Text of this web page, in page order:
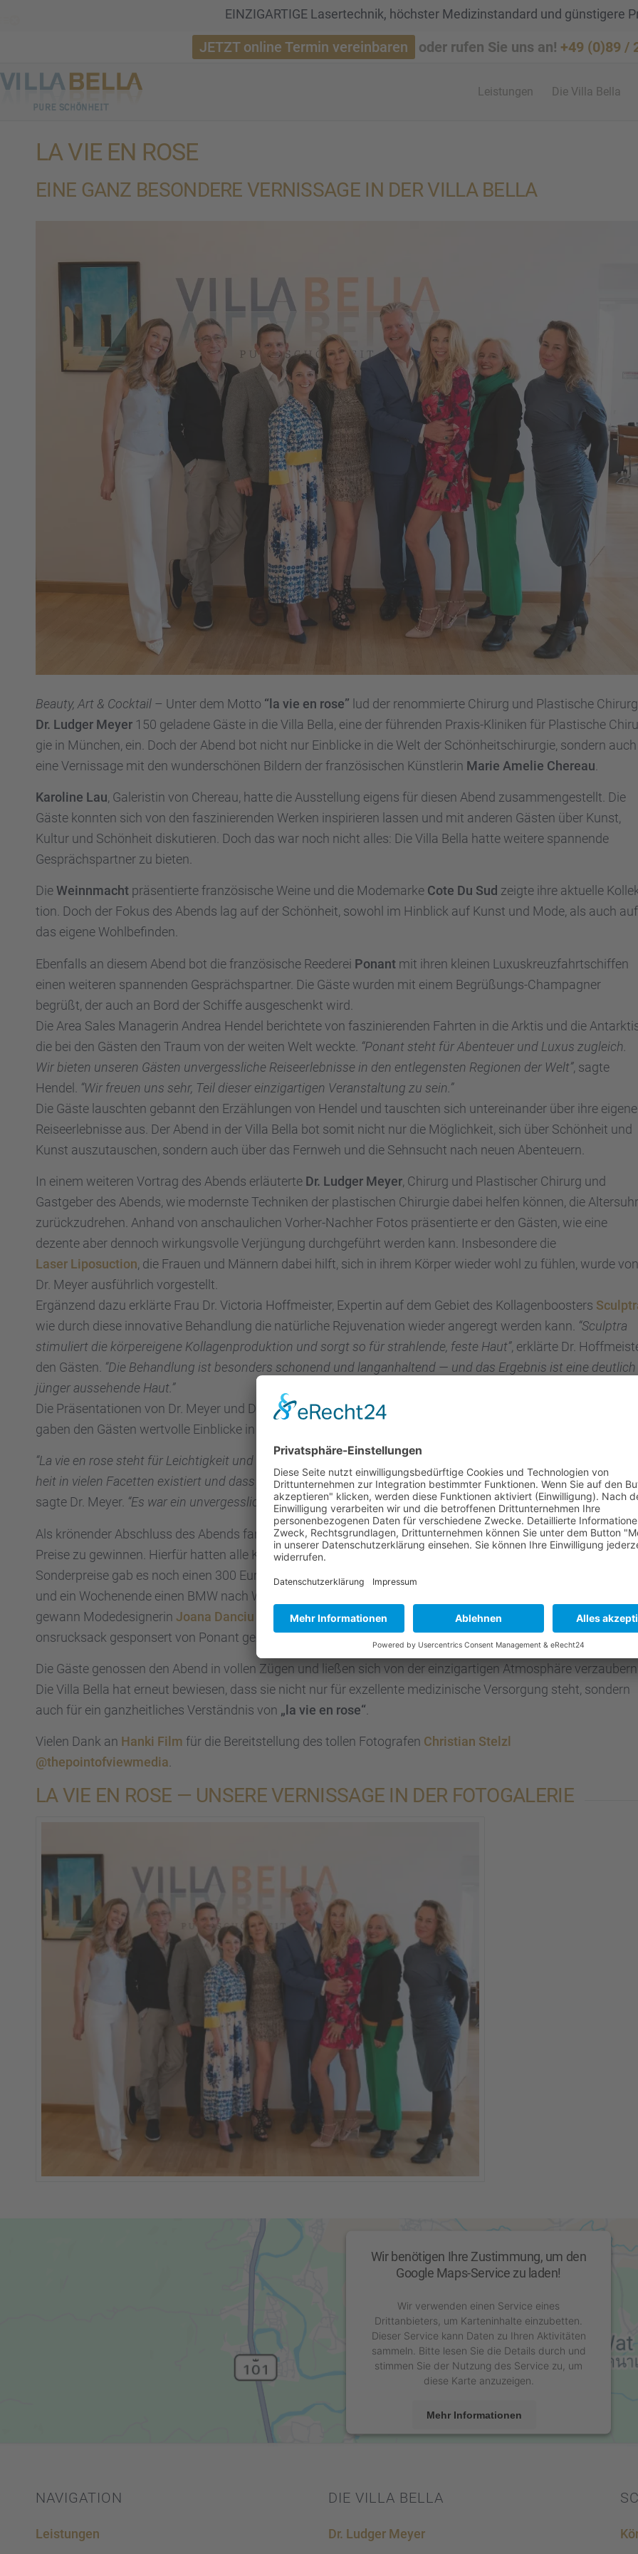
EINZIGARTIGE Lasertechnik, höchster Medizinstandard und günstigere
JETZT online Termin vereinbaren oder rufen Sie uns an! +49 (0)89 /
Leistun­gen Die Villa Bella
LA VIE EN ROSE
EINE GANZ BESON­DERE VERNIS­SAGE IN DER VILLA BELLA
Beauty, Art & Cocktail – Unter dem Motto “la vie en rose” lud der renom­mierte Chirurg und Plasti­sche Chirurg
Dr. Ludger Meyer 150 geladene Gäste in die Villa Bella, eine der führen­den Praxis-Klini­ken für Plasti­sche
gie in München, ein. Doch der Abend bot nicht nur Einbli­cke in die Welt der Schön­heits­chir­ur­gie, sondern auch
eine Vernis­sage mit den wunder­schö­nen Bildern der franzö­si­schen Künst­le­rin Marie Amelie Chereau
Karoline Lau, Galeris­tin von Chereau, hatte die Ausstel­lung eigens für diesen Abend zusam­men­ge­stellt. Die
Gäste konnten sich von den faszi­nie­ren­den Werken inspi­rie­ren lassen und mit anderen Gästen über Kunst,
Kultur und Schön­heit disku­tie­ren. Doch das war noch nicht alles: Die Villa Bella hatte weitere spannende
Gesprächs­part­ner zu bieten.
DieWeinn­macht präsen­tierte franzö­si­sche Weine und die Modemarke Cote Du Sud zeigte ihre aktuelle
tion. Doch der Fokus des Abends lag auf der Schön­heit, sowohl im Hinblick auf Kunst und Mode, als auch auf
das eigene Wohlbe­fin­den.
Ebenfalls an diesem Abend bot die franzö­si­sche Reede­rei Ponant mit ihren kleinen Luxus­kreuz­fahrt­schif­fen
einen weite­ren spannen­den Gesprächs­part­ner. Die Gäste wurden mit einem Begrü­ßungs-Champa­gner
begrüßt, der auch an Bord der Schiffe ausge­schenkt wird.
Die Area Sales Manage­rin Andrea Hendel berich­tete von faszi­nie­ren­den Fahrten in die Arktis und die
die bei den Gästen den Traum von der weiten Welt weckte. “Ponant steht für Abenteuer und Luxus zugleich.
Wir bieten unseren Gästen unver­gess­li­che Reise­er­leb­nisse in den entle­gens­ten Regio­nen der Welt”, sagte
Hendel. “Wir freuen uns sehr, Teil dieser einzig­ar­ti­gen Veran­stal­tung zu sein.”
Die Gäste lausch­ten gebannt den Erzäh­lun­gen von Hendel und tausch­ten sich unter­ein­an­der über ihre
Reise­er­leb­nisse aus. Der Abend in der Villa Bella bot somit nicht nur die Möglich­keit, sich über Schön­heit und
Kunst auszu­tau­schen, sondern auch über das Fernweh und die Sehnsucht nach neuen Abenteu­ern.
In einem weite­ren Vortrag des Abends erläu­terte Dr. Ludger Meyer, Chirurg und Plasti­scher Chirurg und
Gastge­ber des Abends, wie modernste Techni­ken der plasti­schen Chirur­gie dabei helfen können, die Alters­uhr
zurück­zu­dre­hen. Anhand von anschau­li­chen Vorher-Nachher Fotos präsen­tierte er den Gästen, wie eine
dezente aber dennoch wirkungs­volle Verjün­gung durch­ge­führt werden kann. Insbe­son­dere die
Laser Liposuc­tion, die Frauen und Männern dabei hilft, sich in ihrem Körper wieder wohl zu fühlen, wurde von
Dr. Meyer ausführ­lich vorge­stellt.
Ergän­zend dazu erklärte Frau Dr. Victo­ria Hoffmeis­ter, Exper­tin auf dem Gebiet des Kolla­gen­boos­ters
wie durch diese innova­tive Behand­lung die natür­li­che Rejuve­na­tion wieder angeregt werden kann. “Sculp­tra
stimu­liert die körper­ei­gene Kolla­gen­pro­duk­tion und sorgt so für strah­lende, feste Haut”, erklärte Dr.
den Gästen. “Die Behand­lung ist beson­ders schonend und langan­hal­tend — und das Ergeb­nis ist eine deutlich
jünger ausse­hende Haut.”
Die Präsen­ta­tio­nen von Dr. Meyer und Dr. Hoffmeis­ter runde­ten den Abend in der Villa Bella perfekt ab und
gaben den Gästen wertvolle Einbli­cke in die neues­ten Entwick­lun­gen der plasti­schen Chirur­gie.
“La vie en rose steht für Leich­tig­keit und Schön­heit im Leben. Wir wollten unseren Gästen zeigen, dass Schön­
heit in vielen Facet­ten existiert und dass jeder Mensch das Recht hat, sich in seinem Körper wohl zu fühlen”,
sagte Dr. Meyer. “Es war ein unver­gess­li­cher Abend, an dem wir Kunst, Kultur und Schön­heit feiern konnten.”
Als krönen­der Abschluss des Abends fand eineTombolastatt, bei der die Gäste die Chance hatten, attrak­tive
Preise zu gewin­nen. Hierfür hatten alle Koope­ra­ti­ons­part­ner großzü­gige Spenden zur Verfü­gung gestellt. Als
Sonder­preise gab es noch einen 300 Euro Reise­gut­schein von Frau Gampen­rie­der vom
und ein Wochen­ende einen BMW nach Wahl der
gewann Modede­si­gne­rin Joana Danciu und freute sich sehr. Rockstar Roxxi Diamond
wurde für den
ons­ruck­sack gespon­sert von Ponant gezogen .
Die Gäste genos­sen den Abend in vollen Zügen und ließen sich von der einzig­ar­ti­gen Atmosphäre
Die Villa Bella hat erneut bewie­sen, dass sie nicht nur für exzel­lente medizi­ni­sche Versor­gung steht, sondern
auch für ein ganzheit­li­ches Verständ­nis von „la vie en rose“
Vielen Dank an Hanki Film für die Bereit­stel­lung des tollen Fotogra­fen Chris­tian Stelzl
@thepointofviewmedia
LA VIE EN ROSE — UNSERE VERNIS­SAGE IN DER FOTOGA­LE­RIE
Wir benötigen Ihre Zustimmung, um den
Google Maps-Service zu laden!
Wir verwenden einen Service eines
Drittanbieters, um Karteninhalte einzubetten.
Dieser Service kann Daten zu Ihren Aktivitäten
sammeln. Bitte lesen Sie die Details durch und
stimmen Sie der Nutzung des Service zu, um
diese Karte anzuzeigen.
Mehr Informationen
Platform
NAVIGA­TION
Leistun­gen
DIE VILLA BELLA
Dr. Ludger Meyer